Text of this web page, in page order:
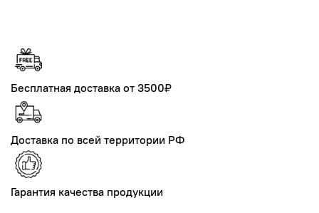
Бесплатная доставка от 3500₽
Доставка по всей территории РФ
Гарантия качества продукции